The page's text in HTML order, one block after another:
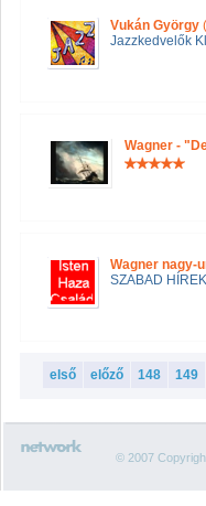
Vukán György
Jazzkedvelők
Wagner -
Wagner nagy-
SZABAD HÍREK
első előző 148 149
© 2007